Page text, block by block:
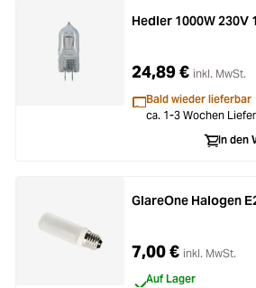
Hedler 1000W 230V
24,89 € inkl. MwSt.
Bald wieder lieferbar
ca. 1-3 Wochen
In den
GlareOne Halogen
7,00 € inkl. MwSt.
Auf Lager